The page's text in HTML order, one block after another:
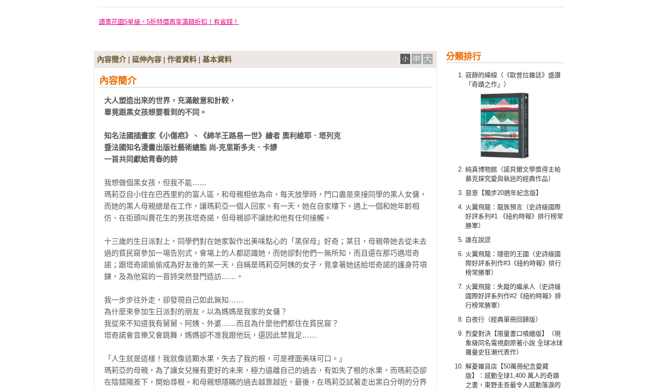
讀書花園5星級，5折特價再享滿額折扣！有省錢！
分類排行
寂靜的緯線（《歐普拉雜誌》盛讚
「奇蹟之作」）
純真博物館（諾貝爾文學獎得主帕
慕克探究愛與執迷的經典作品）
惡意【獨步20週年紀念版】
火翼飛龍：龍族預言（史詩級國際
好評系列#1 《紐約時報》排行榜常
勝軍）
誰在說謊
火翼飛龍：隱密的王國（史詩級國
際好評系列作#3《紐約時報》排行
榜常勝軍）
火翼飛龍：失蹤的繼承人（史詩級
國際好評系列作#2《紐約時報》排
行榜常勝軍）
白夜行（經典單冊回歸版）
烈愛對決【限量書口噴繪版】（現
象級同名電視劇原著小說 全球冰球
羅曼史狂潮代表作）
解憂雜貨店【50萬冊紀念愛藏
版】：感動全球1,400 萬人的奇蹟
之書，東野圭吾最令人感動落淚的
內容簡介| 延伸內容 | 作者資料 | 基本資料
內容簡介
大人塑造出來的世界，充滿敵意和計較，
畢竟跟黑女孩想要看到的不同。
知名法國插畫家《小傷疤》、《綿羊王路易一世》繪者 奧利維耶．塔列克
暨法國知名漫畫出版社藝術總監 尚-克里斯多夫．卡謬
一首共同獻給青春的詩
我想做個黑女孩，但我不能……
瑪莉亞自小住在巴西里約的富人區，和母親相依為命，每天放學時，門口盡是來接同學的黑人女傭，
而她的黑人母親總是在工作，讓瑪莉亞一個人回家。有一天，她在自家樓下，遇上一個和她年齡相
仿、在街頭叫賣花生的男孩塔奇諾，但母親卻不讓她和他有任何接觸。
十三歲的生日派對上，同學們對在她家製作出美味點心的「黑保母」好奇；某日，母親帶她去從未去
過的貧民窟參加一場告別式，會場上的人都認識她，而她卻對他們一無所知，而且還在那巧遇塔奇
諾；跟塔奇諾偷偷成為好友後的某一天，自稱是瑪莉亞阿姨的女子，竟拿著她送給塔奇諾的護身符項
鍊，及為他寫的一首詩突然登門造訪……。
我一步步往外走，卻發現自己如此無知……
為什麼來參加生日派對的朋友，以為媽媽是我家的女傭？
我從來不知道我有舅舅、阿姨、外婆……而且為什麼他們都住在貧民窟？
塔奇諾會音樂又會跳舞，媽媽卻不准我跟他玩，還因此禁我足……
「人生就是這樣！我就像這顆水果，失去了我的根，可是裡面美味可口。」
瑪莉亞的母親，為了讓女兒擁有更好的未來，極力遠離自己的過去，有如失了根的水果，而瑪莉亞卻
在陰錯陽差下，開始尋根。和母親想隱瞞的過去越靠越近，最後，在瑪莉亞試著走出黑白分明的分界